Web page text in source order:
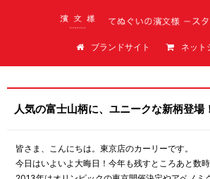
ブランドサイト ネット
人気の富士山柄に、ユニークな新柄登場
皆さま、こんにちは。東京店のカーリーです。
今日はいよいよ大晦日！今年も残すところあと数時